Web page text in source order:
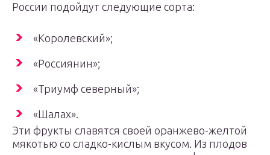
России подойдут следующие сорта:
«Королевский»;
«Россиянин»;
«Триумф северный»;
«Шалах».
Эти фрукты славятся своей оранжево-желтой
мякотью со сладко-кислым вкусом. Из плодов